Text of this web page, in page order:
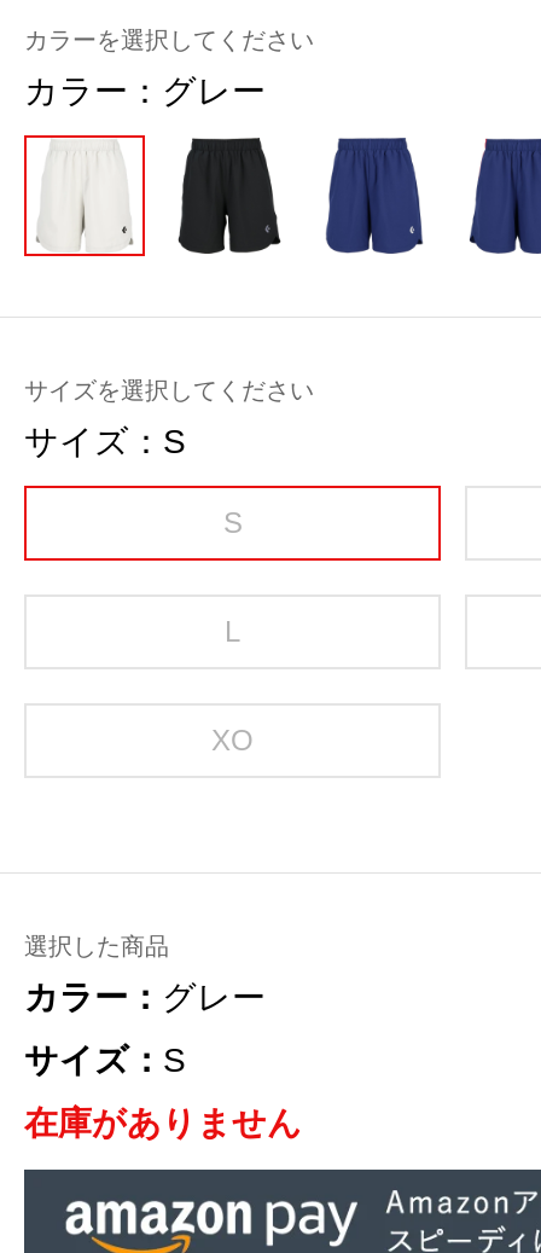
カラーを選択してください
カラー： グレー
サイズを選択してください
サイズ： S
S
L
XO
選択した商品
カラー： グレー
サイズ： S
在庫がありません